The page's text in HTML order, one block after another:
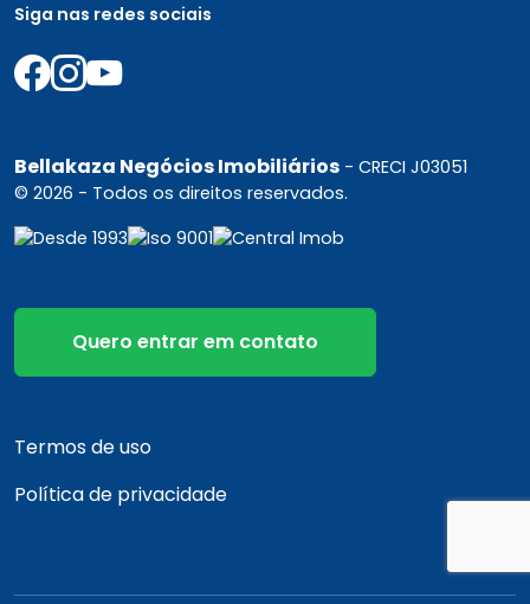
Siga nas redes sociais
Bellakaza Negócios Imobiliários - CRECI J03051
© 2026 - Todos os direitos reservados.
Quero entrar em contato
Termos de uso
Política de privacidade